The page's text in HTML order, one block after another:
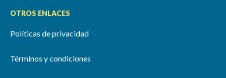
OTROS ENLACES
Políticas de privacidad
Términos y condiciones